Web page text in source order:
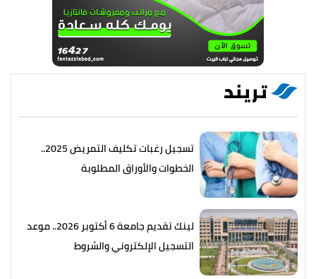
تريند
تسجيل رغبات تكليف التمريض 2025..
الخطوات والأوراق المطلوبة
لينك تقديم جامعة 6 أكتوبر 2026.. موعد
التسجيل الإلكتروني والشروط